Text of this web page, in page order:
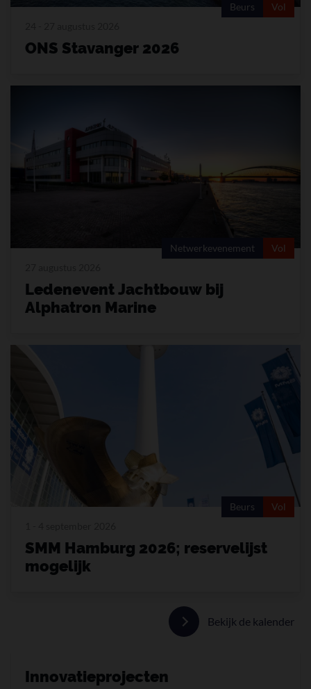
Beurs
Vol
ONS Stavanger 2026
Netwerkevenement
Vol
Ledenevent Jachtbouw bij
Alphatron Marine
Beurs
Vol
SMM Hamburg 2026; reservelijst
mogelijk
Bekijk de kalender
Innovatieprojecten